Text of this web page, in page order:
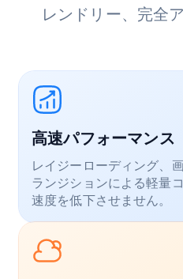
レンドリー、完全
高速パフォーマンス
レイジーローディング、
ランジションによる軽量
速度を低下させません。